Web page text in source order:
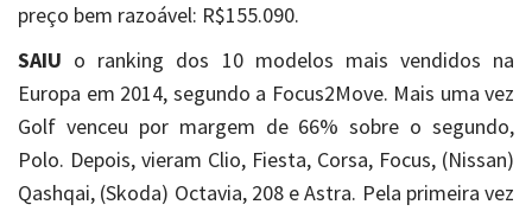
preço bem razoável: R$155.090.
SAIU o ranking dos 10 modelos mais vendidos na
Europa em 2014, segundo a Focus2Move. Mais uma vez
Golf venceu por margem de 66% sobre o segundo,
Polo. Depois, vieram Clio, Fiesta, Corsa, Focus, (Nissan)
Qashqai, (Skoda) Octavia, 208 e Astra. Pela primeira vez